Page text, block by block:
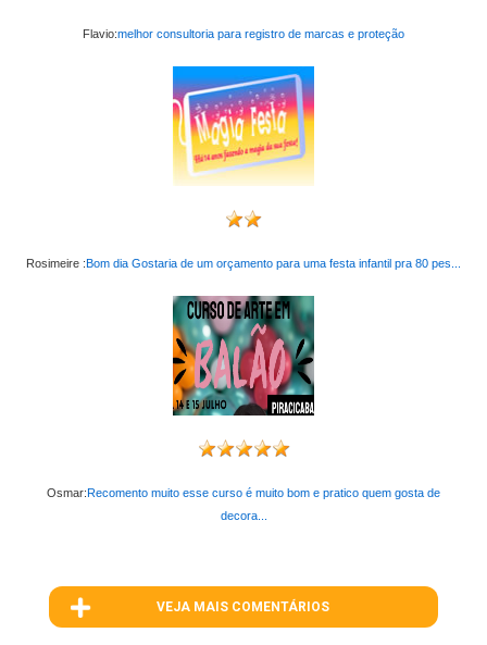
Flavio:melhor consultoria para registro de marcas e proteção
Rosimeire :Bom dia Gostaria de um orçamento para uma festa infantil pra 80 pes...
Osmar:Recomento muito esse curso é muito bom e pratico quem gosta de
decora...
VEJA MAIS COMENTÁRIOS